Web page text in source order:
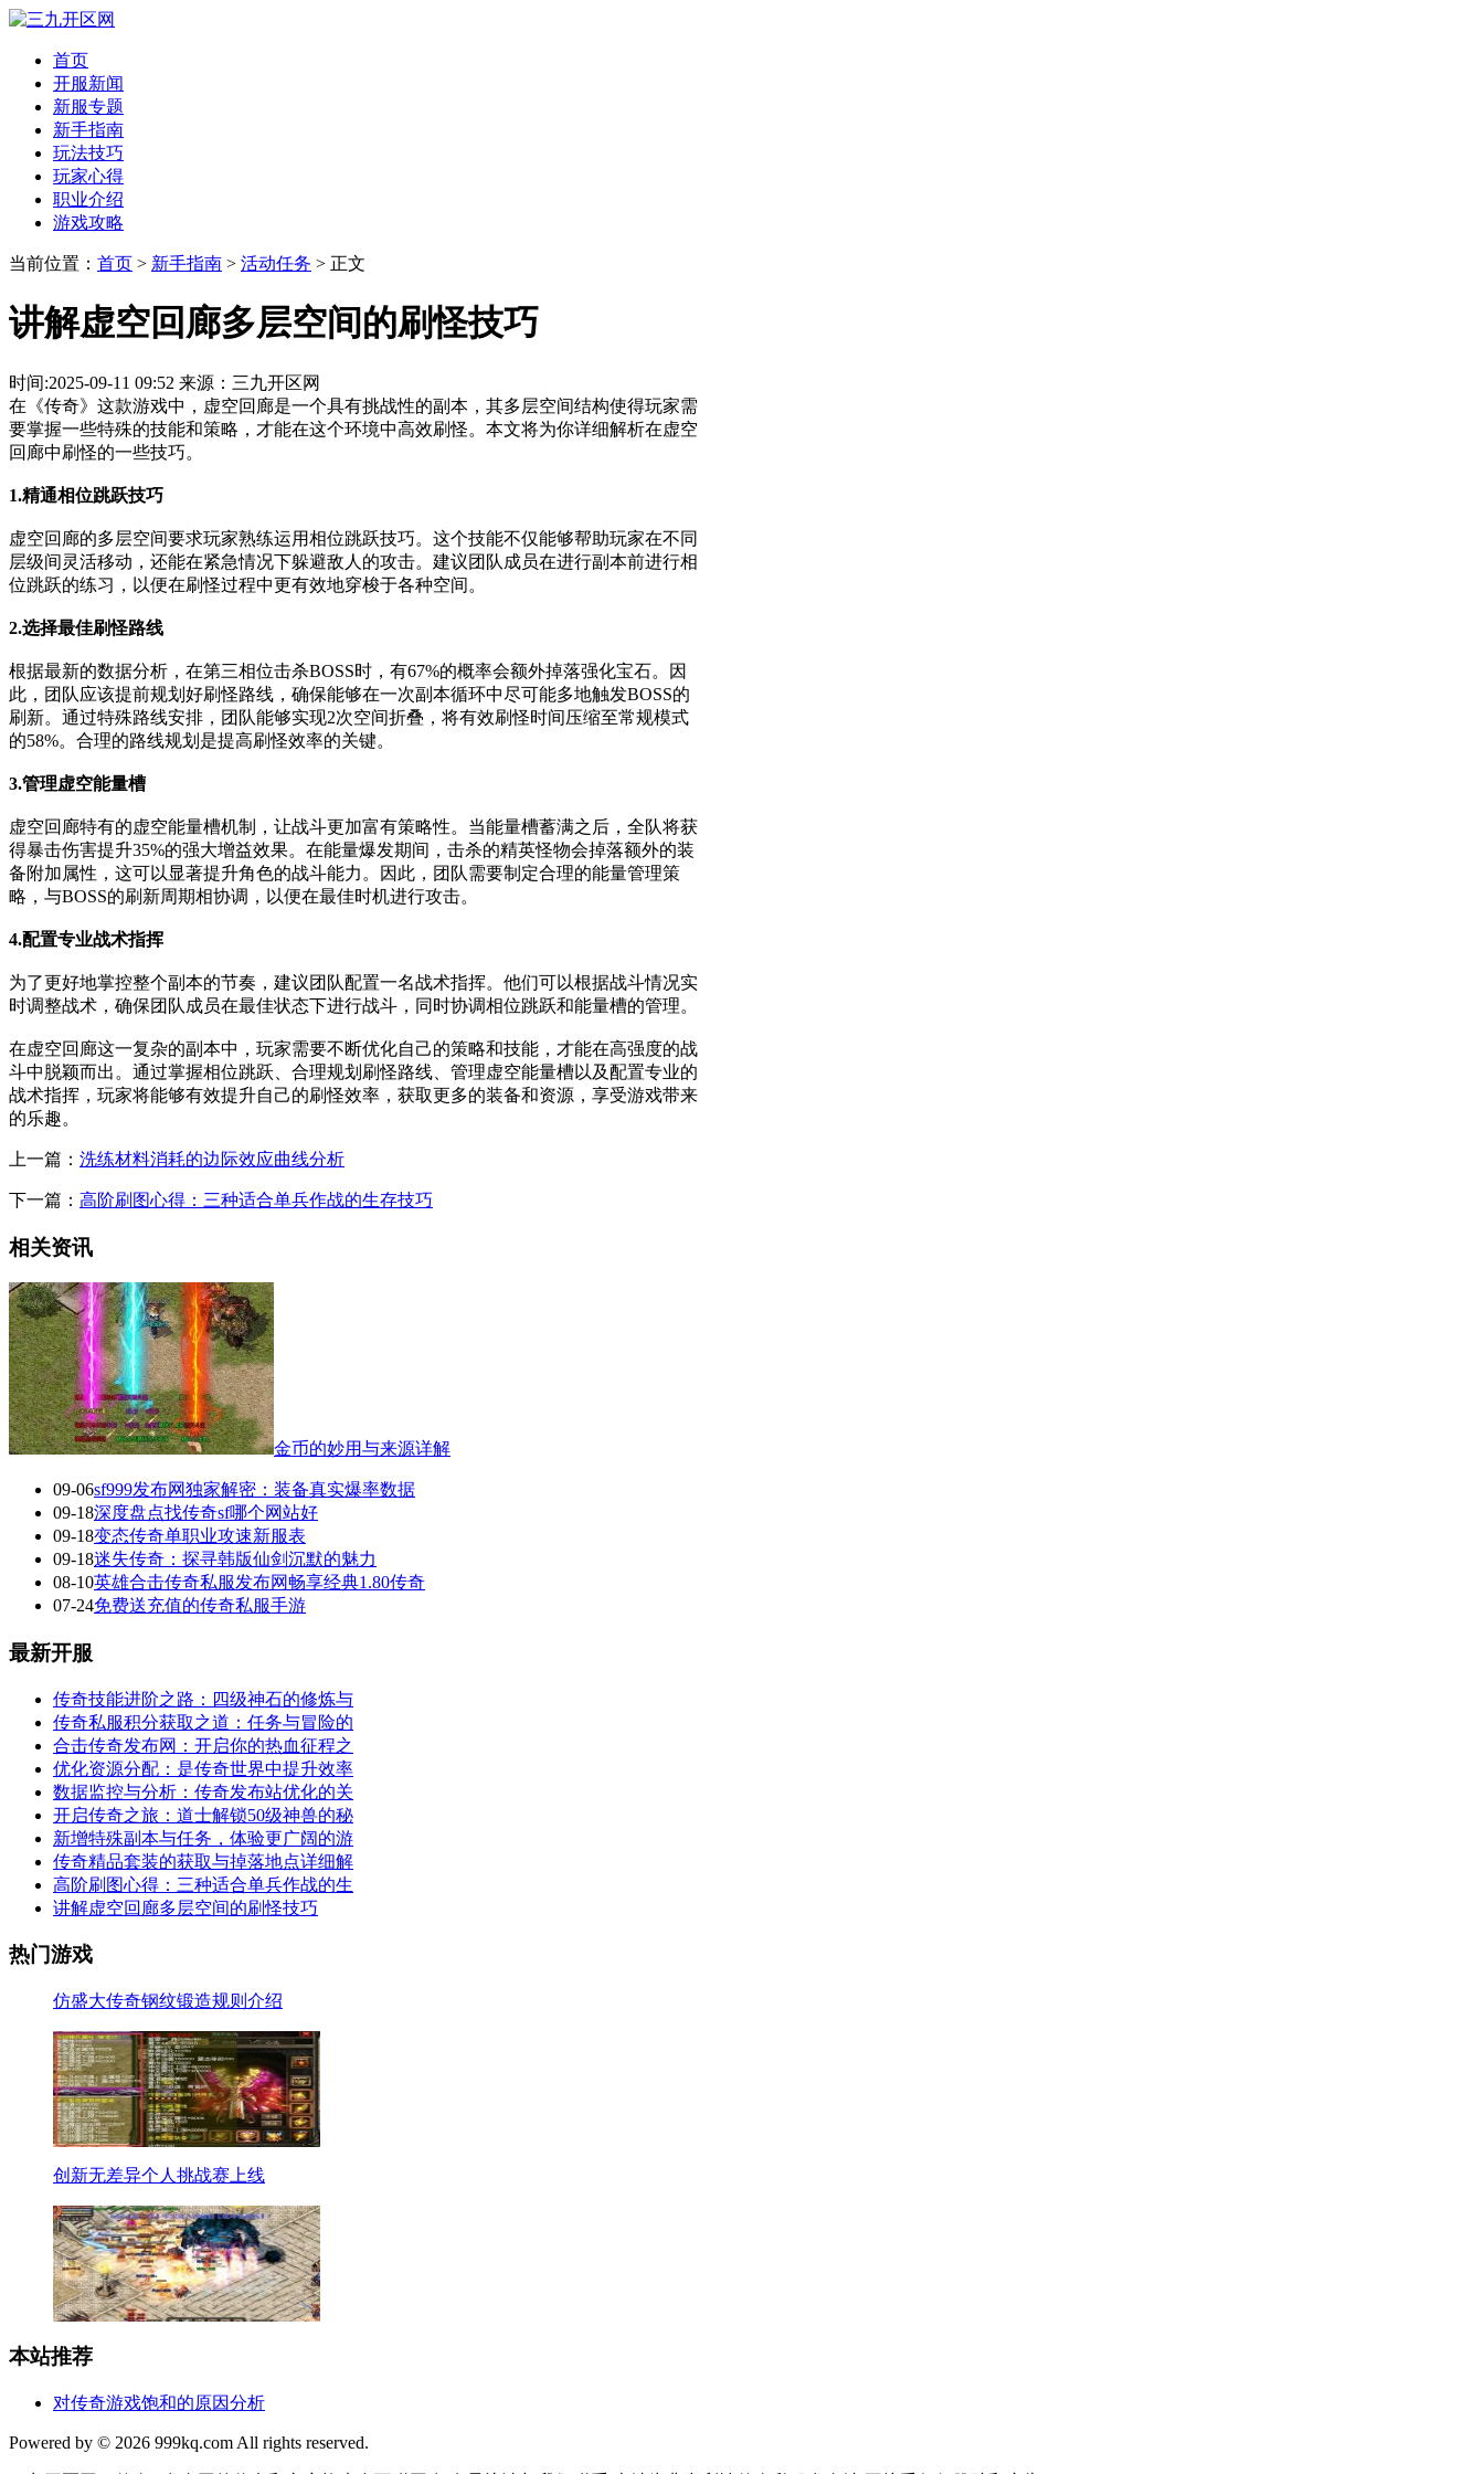
首页
开服新闻
新服专题
新手指南
玩法技巧
玩家心得
职业介绍
游戏攻略
当前位置： 首页 > 新手指南 > 活动任务 > 正文
讲解虚空回廊多层空间的刷怪技巧
时间:2025-09-11 09:52 来源：三九开区网
在《传奇》这款游戏中，虚空回廊是一个具有挑战性的副本，其多层空间结构使得玩家需
要掌握一些特殊的技能和策略，才能在这个环境中高效刷怪。本文将为你详细解析在虚空
回廊中刷怪的一些技巧。
1.精通相位跳跃技巧
虚空回廊的多层空间要求玩家熟练运用相位跳跃技巧。这个技能不仅能够帮助玩家在不同
层级间灵活移动，还能在紧急情况下躲避敌人的攻击。建议团队成员在进行副本前进行相
位跳跃的练习，以便在刷怪过程中更有效地穿梭于各种空间。
2.选择最佳刷怪路线
根据最新的数据分析，在第三相位击杀BOSS时，有67%的概率会额外掉落强化宝石。因
此，团队应该提前规划好刷怪路线，确保能够在一次副本循环中尽可能多地触发BOSS的
刷新。通过特殊路线安排，团队能够实现2次空间折叠，将有效刷怪时间压缩至常规模式
的58%。合理的路线规划是提高刷怪效率的关键。
3.管理虚空能量槽
虚空回廊特有的虚空能量槽机制，让战斗更加富有策略性。当能量槽蓄满之后，全队将获
得暴击伤害提升35%的强大增益效果。在能量爆发期间，击杀的精英怪物会掉落额外的装
备附加属性，这可以显著提升角色的战斗能力。因此，团队需要制定合理的能量管理策
略，与BOSS的刷新周期相协调，以便在最佳时机进行攻击。
4.配置专业战术指挥
为了更好地掌控整个副本的节奏，建议团队配置一名战术指挥。他们可以根据战斗情况实
时调整战术，确保团队成员在最佳状态下进行战斗，同时协调相位跳跃和能量槽的管理。
在虚空回廊这一复杂的副本中，玩家需要不断优化自己的策略和技能，才能在高强度的战
斗中脱颖而出。通过掌握相位跳跃、合理规划刷怪路线、管理虚空能量槽以及配置专业的
战术指挥，玩家将能够有效提升自己的刷怪效率，获取更多的装备和资源，享受游戏带来
的乐趣。
上一篇： 洗练材料消耗的边际效应曲线分析
下一篇： 高阶刷图心得：三种适合单兵作战的生存技巧
相关资讯
金币的妙用与来源详解
09-06sf999发布网独家解密：装备真实爆率数据
09-18深度盘点找传奇sf哪个网站好
09-18变态传奇单职业攻速新服表
09-18迷失传奇：探寻韩版仙剑沉默的魅力
08-10英雄合击传奇私服发布网畅享经典1.80传奇
07-24免费送充值的传奇私服手游
最新开服
传奇技能进阶之路：四级神石的修炼与
传奇私服积分获取之道：任务与冒险的
合击传奇发布网：开启你的热血征程之
优化资源分配：是传奇世界中提升效率
数据监控与分析：传奇发布站优化的关
开启传奇之旅：道士解锁50级神兽的秘
新增特殊副本与任务，体验更广阔的游
传奇精品套装的获取与掉落地点详细解
高阶刷图心得：三种适合单兵作战的生
讲解虚空回廊多层空间的刷怪技巧
热门游戏
仿盛大传奇钢纹锻造规则介绍
创新无差异个人挑战赛上线
本站推荐
对传奇游戏饱和的原因分析
Powered by © 2026 999kq.com All rights reserved.